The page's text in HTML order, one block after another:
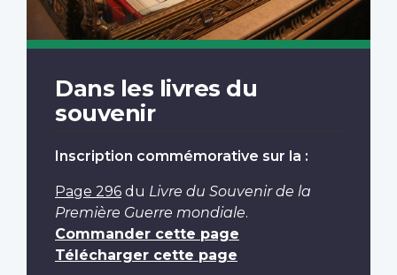
Dans les livres du
souvenir
Inscription commémorative sur la :
Page 296 du Livre du Souvenir de la
Première Guerre mondiale.
Commander cette page
Télécharger cette page